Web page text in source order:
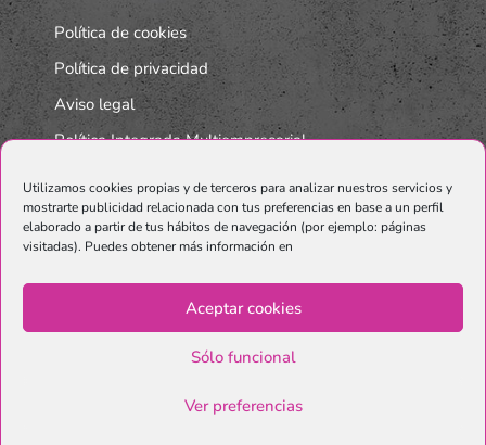
Utilizamos cookies propias y de terceros para analizar nuestros servicios y
mostrarte publicidad relacionada con tus preferencias en base a un perfil
elaborado a partir de tus hábitos de navegación (por ejemplo: páginas
visitadas). Puedes obtener más información en
Aceptar cookies
Sólo funcional
Ver preferencias
Política de cookies
Política de privacidad
Aviso legal
Política Integrada Multiempresarial
Graphenano.